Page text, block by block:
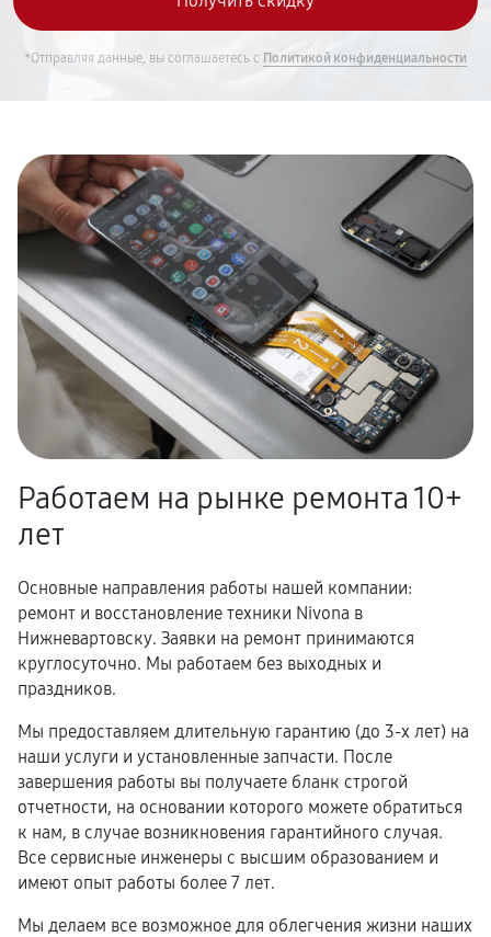
*Отправляя данные, вы соглашаетесь с Политикой конфиденциальности
Работаем на рынке ремонта 10+
лет
Основные направления работы нашей компании:
ремонт и восстановление техники Nivona в
Нижневартовску. Заявки на ремонт принимаются
круглосуточно. Мы работаем без выходных и
праздников.
Мы предоставляем длительную гарантию (до 3-х лет) на
наши услуги и установленные запчасти. После
завершения работы вы получаете бланк строгой
отчетности, на основании которого можете обратиться
к нам, в случае возникновения гарантийного случая.
Все сервисные инженеры с высшим образованием и
имеют опыт работы более 7 лет.
Мы делаем все возможное для облегчения жизни наших